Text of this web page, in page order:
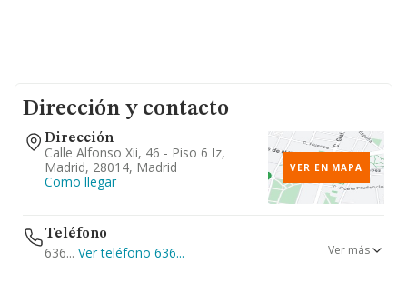
Dirección y contacto
Dirección
Calle Alfonso Xii, 46 - Piso 6 Iz,
Madrid, 28014, Madrid
Como llegar
VER EN MAPA
Teléfono
636... Ver teléfono 636... Ver más